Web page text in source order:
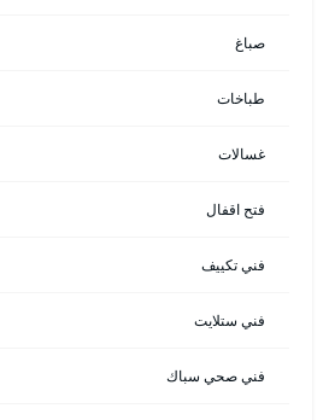
صباغ
طباخات
غسالات
فتح اقفال
فني تكييف
فني ستلايت
فني صحي سباك